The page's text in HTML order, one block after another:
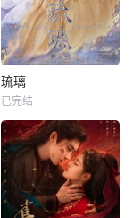
琉璃
已完结